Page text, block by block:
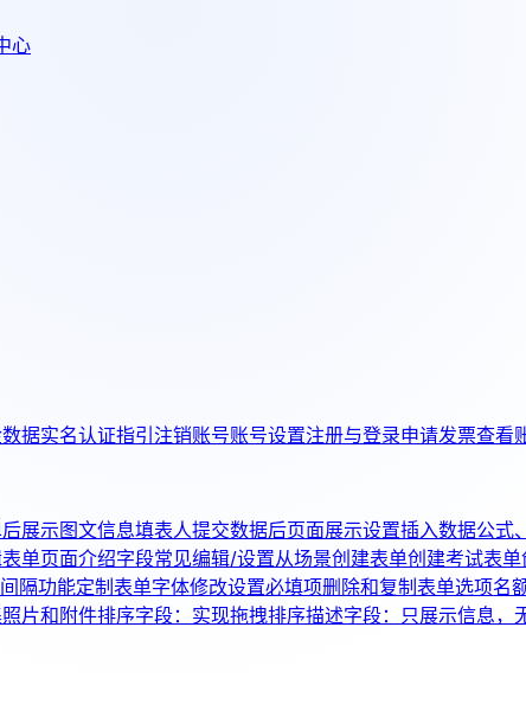
心
据实名认证指引 注销账号账号设置注册与登录申请发票查看
展示图文信息填表人提交数据后页面展示设置插入数据公式
单页面介绍字段常见编辑/设置从场景创建表单创建考试表单
隔功能定制 表单字体修改设置必填项删除和复制表单选项名
片和附件排序字段：实现拖拽排序描述字段：只展示信息，